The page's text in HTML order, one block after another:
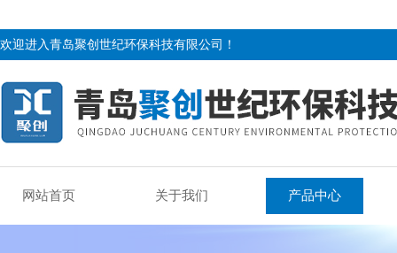
欢迎进入青岛聚创世纪环保科技有限公司！
网站首页 关于我们 产品中心